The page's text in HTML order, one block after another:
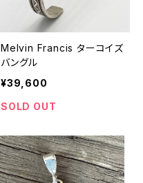
Melvin Francis ターコイズ
バングル
¥39,600
SOLD OUT